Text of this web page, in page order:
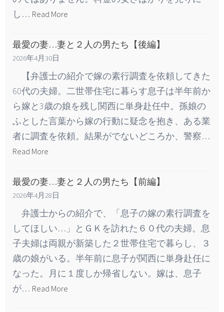
し… Read More
最愛の妻…妻と２人の男たち【後編】
2026年4月30日
【弁護士の紹介で嫁の素行調査を依頼してきた
60代の夫婦。二世帯住宅に暮らす息子は半年前か
ら嫁と3歳の娘を残し関西に単身赴任中。孫娘の
ふとした言葉から嫁の行動に疑念を抱き、ある業
者に調査を依頼。結果がでないどころか、警察…
Read More
最愛の妻…妻と２人の男たち【前編】
2026年4月28日
弁護士からの紹介で、「息子の嫁の素行調査を
してほしい…」とＧＫを訪れた６０代の夫婦。息
子夫婦は両親が新築した２世帯住宅で暮らし、３
歳の娘がいる。半年前に息子が関西に単身赴任に
なった。月に１度しか帰省しない。嫁は、息子
が… Read More